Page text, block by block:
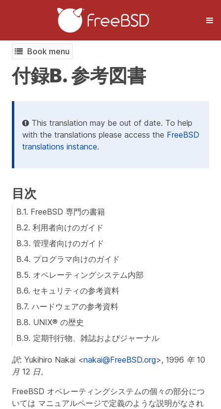
Book menu
付録B. 参考図書
This translation may be out of date. To help
with the translations please access the FreeBSD
translations instance.
目次
B.1. FreeBSD 専門の書籍
B.2. 利用者向けのガイド
B.3. 管理者向けのガイド
B.4. プログラマ向けのガイド
B.5. オペレーティングシステム内部
B.6. セキュリティの参考資料
B.7. ハードウェアの参考資料
B.8. UNIX® の歴史
B.9. 定期刊行物、雑誌およびジャーナル
訳: Yukihiro Nakai <nakai@FreeBSD.org>, 1996 年 10
月 12 日。
FreeBSD オペレーティングシステムの個々の部分につ
いては マニュアルページで定義のような説明がなされ